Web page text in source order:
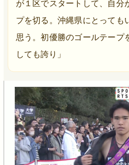
が１区でスタートして、自分
プを切る。沖縄県にとっても
思う。初優勝のゴールテープ
しても誇り」